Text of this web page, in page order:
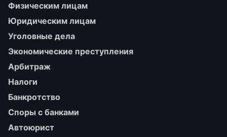
Физическим лицам
Юридическим лицам
Уголовные дела
Экономические преступления
Арбитраж
Налоги
Банкротство
Споры с банками
Автоюрист